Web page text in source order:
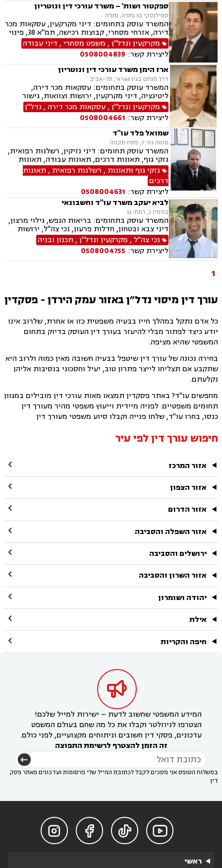
ספקטור ושות' – משרד עורכי דין ונוטריון
סמילנסקי 10 נתניה, נתניה
המשרד עוסק בתחומים: דיני מקרקעין, עסקאות מכר
דירה, אזרחי מסחרי, קבוצות רכישה, תמ"א 38, פינוי
בינוי, פינוי מושכר, נדל"ן, מיסוי נדל"ן, ליטיגציה,
גישור ובוררויות, דיור מוגן, דיירות מוגנת , דיני
חוזים, דיני עבודה, דיני תאגידים, זכויות נשים
בהריון, ליווי עסקי
מקרקעין ונדל"ן, משפט מסחרי, דיני עבודה
ליצירת קשר: 0508004839
ארז הימן משרד עורכי דין ונוטריון
דרך מנחם בגין 144 א', תל-אביב
המשרד עוסק בתחומים: עסקאות מכר דירה,
ליטיגציה, דיני מקרקעין, ירושות וצוואות, גישור
ובוררויות, נדל"ן, מיסוי נדל"ן, נוטריון, ערבויות
ושטרות , תמ"א 38, ליקויי בנייה, בנקים, סדר דין
אזרחי וראיות, דיני חוזים, הסכמי ממון, קבוצות
רכישה, פינוי מושכר, ייפוי כח מתמשך
מקרקעין ונדל"ן,עסקאות מכר דירה , נדל"ן
ליצירת קשר: 0508004661
שמואל פלד עו"ד
מוטה גור 7, פתח תקווה
המשרד עוסק תחומים: דיני נזיקין, רשלנות רפואית,
נזקי גוף, תאונות דרכים, תאונות עבודה, תאונות
תלמידים, ביטוח חיים, אובדן כושר עבודה, ביטוח
סיעודי, נכי צה"ל, תביעות ביטוח, נזקי רכוש, דיני
עבודה, דיני פנסיה, פירוקים והקפאות הליכים,
מקרקעין ונדל"ן, עסקאות מכר דירה, הפקעות
מקרקעין, מיסוי מקרקעין, פינוי מושכר, ייפוי כוח
מתמשך, ירושות וצוואות, הסכמי ממון
נזקי גוף ותאונות , רשלנות רפואית , תאונות
דרכים
ליצירת קשר: 0508004631
לביא יעקב משרד עו"ד וחשבונאי
בנימין 2, רמת-גן
המשרד עוסק בתחומים: בריאות הנפש, גילוי מרצון,
דיני צבא ובטחון, חדלות פרעון, נכי צה"ל, ירושות
וצוואות, רשויות מקומיות, לשון הרע, משרד הביטחון,
דיני עבודה, דיני ביטוח מיסים, דיני חוזים, חוקתי
ומנהלי, דיני מקרקעין, עסקאות מכר דירה
נכי צה"ל , מקרקעין ונדל"ן, תכנון ובניה
ליצירת קשר: 0508004755
1
עורך דין מיסוי נדל״ן באזור עמק הירדן - פסקדין
כל אדם נתקל במהלך חייו בבעיה משפטית כזו או אחרת, שלרוב אינו
יודע כיצד לפתור מבלי להיעזר בעורך דין העוסק בדיוק בתחום
המשפטי שהיא מציפה.
בחירה נכונה של עורך דין שיטפל בבעיה חשובה מאין כמוה ולרוב היא
שתקבע אם תצליחו לייצר פתרון טוב, יעיל וחסכוני בנסיבות אליהן
נקלעתם.
מחפשים עו"ד? באתר פסקדין תמצאו מאות עורכי דין מובילים במגוון
תחומים משפטיים. לפניה מיידית וייעוץ משפטי מהיר מעורך דין
כנסו, בחרו עו"ד, שלחו פנייה וקבלו סיוע משפטי מעורך דין
חיפוש עורך דין לפי עיר
אזור המרכז 
אזור הצפון 
אזור הדרום 
אזור השפלה והסביבה 
ירושלים והסביבה 
אזור השרון והסביבה 
יהודה ושומרון 
אילת 
חיפה והקריות 

המידע המשפטי שחשוב לדעת – ישירות למייל שלכם!
הצטרפו לניוזלטר וקבלו את כל מה שחם בעולם המשפט
עדכונים, פסקי דין חשובים וניתוחים מקצועיים, לפני כולם.
זה הזמן להצטרף לרשימת התפוצה
במשלוח הטופס אני מסכים לקבל לכתובת המייל שלי פרסומות ועדכונים מאתר פסק
דין




ראשי